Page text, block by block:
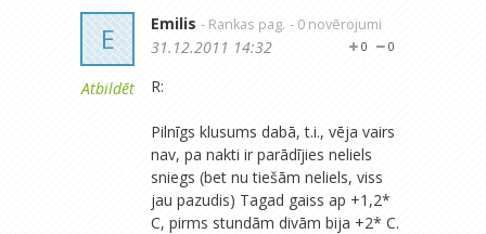
E
Atbildēt
Emilis - Rankas pag. - 0 novērojumi
0
0
31.12.2011 14:32
R:
Pilnīgs klusums dabā, t.i., vēja vairs
nav, pa nakti ir parādījies neliels
sniegs (bet nu tiešām neliels, viss
jau pazudis) Tagad gaiss ap +1,2*
C, pirms stundām divām bija +2* C.